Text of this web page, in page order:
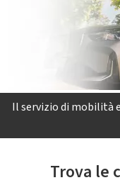
Il servizio di mobilità
Trova le